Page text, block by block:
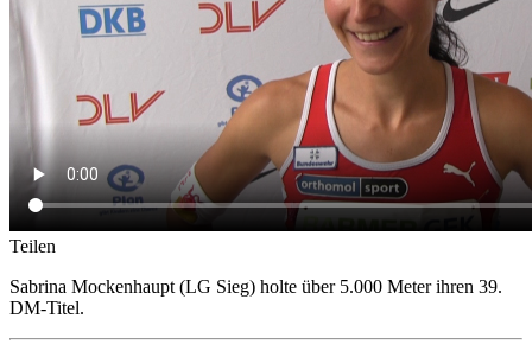
Teilen
Sabrina Mockenhaupt (LG Sieg) holte über 5.000 Meter ihren 39.
DM-Titel.